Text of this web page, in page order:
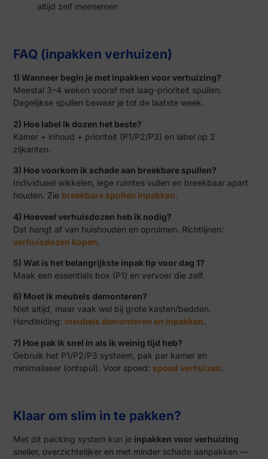
altijd zelf meenemen
FAQ (inpakken verhuizen)
1) Wanneer begin je met inpakken voor verhuizing?
Meestal 3–4 weken vooraf met laag-prioriteit spullen.
Dagelijkse spullen bewaar je tot de laatste week.
2) Hoe label ik dozen het beste?
Kamer + inhoud + prioriteit (P1/P2/P3) en label op 2
zijkanten.
3) Hoe voorkom ik schade aan breekbare spullen?
Individueel wikkelen, lege ruimtes vullen en breekbaar apart
houden. Zie breekbare spullen inpakken.
4) Hoeveel verhuisdozen heb ik nodig?
Dat hangt af van huishouden en opruimen. Richtlijnen:
verhuisdozen kopen.
5) Wat is het belangrijkste inpak tip voor dag 1?
Maak een essentials box (P1) en vervoer die zelf.
6) Moet ik meubels demonteren?
Niet altijd, maar vaak wel bij grote kasten/bedden.
Handleiding: meubels demonteren en inpakken.
7) Hoe pak ik snel in als ik weinig tijd heb?
Gebruik het P1/P2/P3 systeem, pak per kamer en
minimaliseer (ontspul). Voor spoed: spoed verhuizen.
Klaar om slim in te pakken?
Met dit packing system kun je inpakken voor verhuizing
sneller, overzichtelijker en met minder schade aanpakken —